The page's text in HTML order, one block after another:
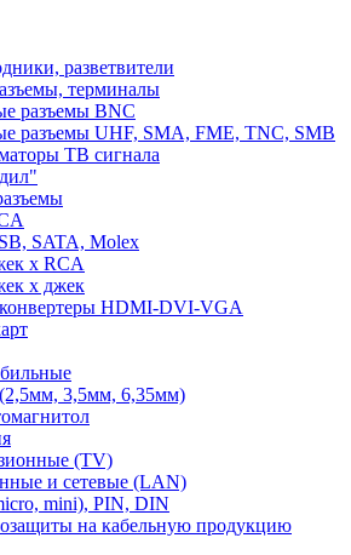
разветвители
терминалы
разъемы BNC
разъемы UHF, SMA, FME, TNC, SMB
ТВ сигнала
SATA, Molex
х RCA
х джек
HDMI-DVI-VGA
3,5мм, 6,35мм)
(TV)
и сетевые (LAN)
mini), PIN, DIN
на кабельную продукцию